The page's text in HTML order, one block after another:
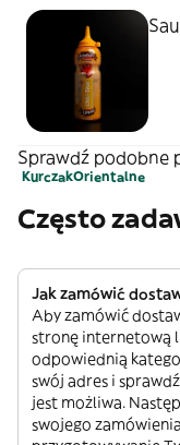
Sprawdź podobne
KurczakOrientalne
Często
Jak zamówić
Aby zamówić
stronę internetową
odpowiednią
swój adres i
jest możliwa.
swojego